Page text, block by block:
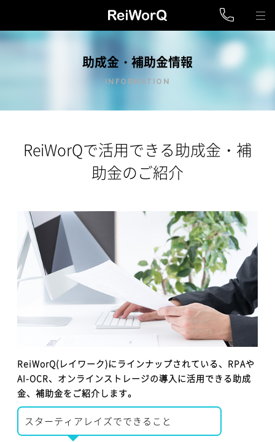
助成金・補助金情報
INFORMATION
ReiWorQで活用できる助成金・補
助金のご紹介
ReiWorQ(レイワーク)にラインナップされている、RPAや
AI-OCR、オンラインストレージの導入に活用できる助成
金、補助金をご紹介します。
スターティアレイズでできること